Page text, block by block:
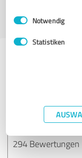
Impressum
Einwilligungsauswahl
Notwendig
Statistiken
Profil aktiv seit
StarWin GmbH
294 Bewertungen